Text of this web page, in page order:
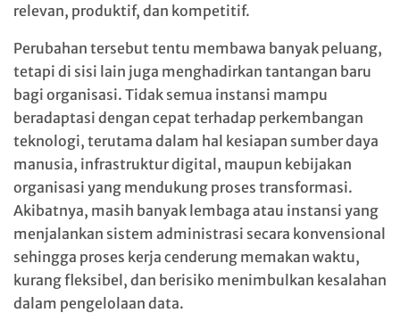
relevan, produktif, dan kompetitif.
Perubahan tersebut tentu membawa banyak peluang,
tetapi di sisi lain juga menghadirkan tantangan baru
bagi organisasi. Tidak semua instansi mampu
beradaptasi dengan cepat terhadap perkembangan
teknologi, terutama dalam hal kesiapan sumber daya
manusia, infrastruktur digital, maupun kebijakan
organisasi yang mendukung proses transformasi.
Akibatnya, masih banyak lembaga atau instansi yang
menjalankan sistem administrasi secara konvensional
sehingga proses kerja cenderung memakan waktu,
kurang fleksibel, dan berisiko menimbulkan kesalahan
dalam pengelolaan data.